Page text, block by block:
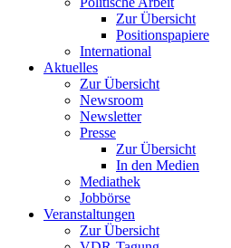
Zur Übersicht
Positionspapiere
International
Aktuelles
Zur Übersicht
Newsroom
Newsletter
Presse
Zur Übersicht
In den Medien
Mediathek
Jobbörse
Veranstaltungen
Zur Übersicht